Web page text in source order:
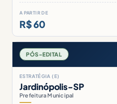
A PARTIR DE
R$ 60
PÓS-EDITAL
ESTRATÉGIA (E)
Jardinópolis-SP
Prefeitura Municipal